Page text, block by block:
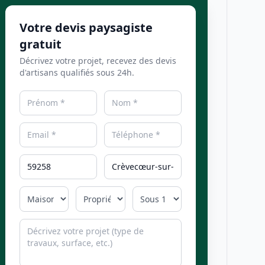
Votre devis paysagiste
gratuit
Décrivez votre projet, recevez des devis
d'artisans qualifiés sous 24h.